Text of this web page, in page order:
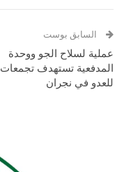
السابق بوست
عملية لسلاح الجو ووحدة
المدفعية تستهدف تجمعات
للعدو في نجران